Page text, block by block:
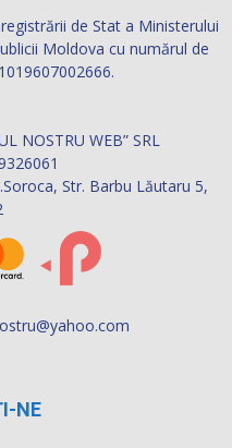
de Stat a Ministerului
Moldova cu numărul de
NOSTRU WEB” SRL
Str. Barbu Lăutaru 5,
NE